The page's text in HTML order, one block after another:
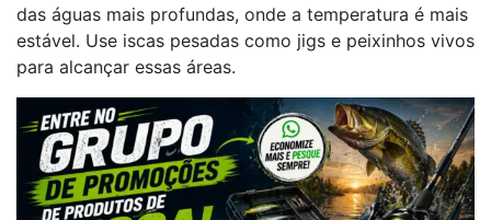
das águas mais profundas, onde a temperatura é mais
estável. Use iscas pesadas como jigs e peixinhos vivos
para alcançar essas áreas.